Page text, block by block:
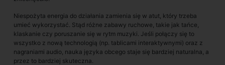
Niespożyta energia do działania zamienia się w atut, który trzeba
umieć wykorzystać. Stąd różne zabawy ruchowe, takie jak tańce,
klaskanie czy poruszanie się w rytm muzyki. Jeśli połączy się to
wszystko z nową technologią (np. tablicami interaktywnymi) oraz z
nagraniami audio, nauka języka obcego staje się bardziej naturalna, a
przez to bardziej skuteczna.